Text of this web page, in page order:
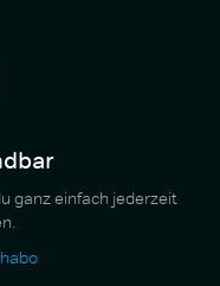
ganz einfach jederzeit